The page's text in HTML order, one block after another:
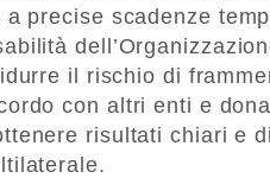
precise scadenze
il rischio di
con altri enti e
risultati chiari e